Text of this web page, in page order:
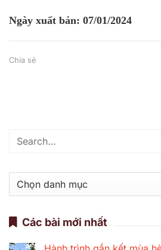
Ngày xuất bản: 07/01/2024
Chia sẻ
mục
Các bài mới nhất